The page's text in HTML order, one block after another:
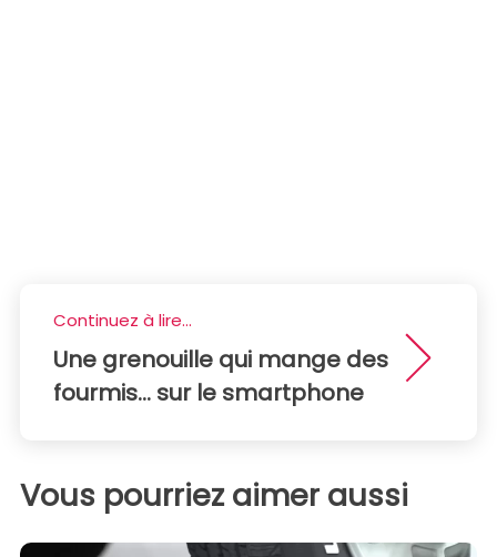
Continuez à lire...
Une grenouille qui mange des
fourmis... sur le smartphone
Vous pourriez aimer aussi